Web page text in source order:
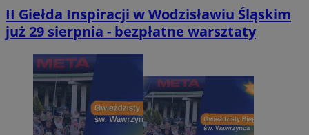
II Giełda Inspiracji w Wodzisławiu Śląskim
już 29 sierpnia - bezpłatne warsztaty